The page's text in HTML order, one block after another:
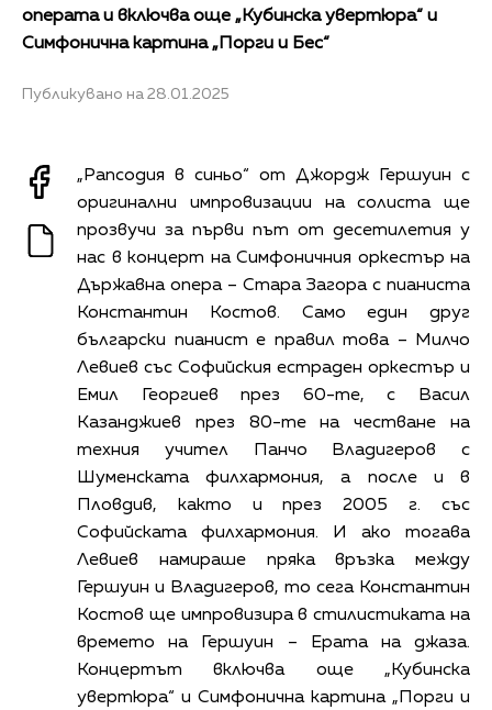
операта и включва още „Кубинска увертюра“ и
Симфонична картина „Порги и Бес“
Публикувано на 28.01.2025
„Рапсодия в синьо“ от Джордж Гершуин с
оригинални импровизации на солиста ще
прозвучи за първи път от десетилетия у
нас в концерт на Симфоничния оркестър на
Държавна опера – Стара Загора с пианиста
Константин Костов. Само един друг
български пианист е правил това – Милчо
Левиев със Софийския естраден оркестър и
Емил Георгиев през 60-те, с Васил
Казанджиев през 80-те на честване на
техния учител Панчо Владигеров с
Шуменската филхармония, а после и в
Пловдив, както и през 2005 г. със
Софийската филхармония. И ако тогава
Левиев намираше пряка връзка между
Гершуин и Владигеров, то сега Константин
Костов ще импровизира в стилистиката на
времето на Гершуин – Ерата на джаза.
Концертът включва още „Кубинска
увертюра“ и Симфонична картина „Порги и